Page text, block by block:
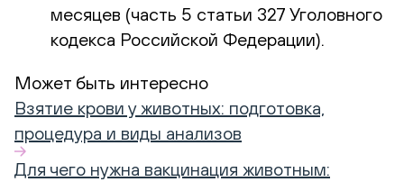
месяцев (часть 5 статьи 327 Уголовного
кодекса Российской Федерации).
Может быть интересно
Взятие крови у животных: подготовка,
процедура и виды анализов
Для чего нужна вакцинация животным: